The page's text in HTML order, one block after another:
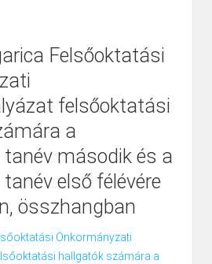
Felsőoktatási
felsőoktatási
a
második és a
első félévére
összhangban
Önkormányzati
hallgatók számára a